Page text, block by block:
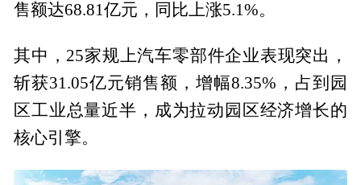
售额达68.81亿元，同比上涨5.1%。
其中，25家规上汽车零部件企业表现突出，
斩获31.05亿元销售额，增幅8.35%，占到园
区工业总量近半，成为拉动园区经济增长的
核心引擎。